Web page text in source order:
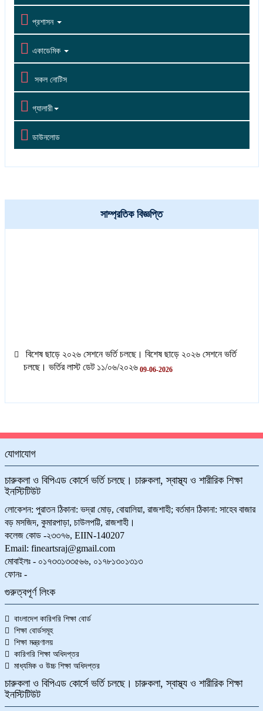
 প্রশাসন
 একাডেমিক
 সকল নোটিস
 গ্যালারী
 ডাউনলোড
সাম্প্রতিক বিজ্ঞপ্তি
বিশেষ ছাড়ে ২০২৬ সেশনে ভর্তি চলছে। বিশেষ ছাড়ে ২০২৬ সেশনে ভর্তি
চলছে। ভর্তির লাস্ট ডেট ১১/০৬/২০২৬ 09-06-2026
যোগাযোগ
চারুকলা ও বিপিএড কোর্সে ভর্তি চলছে। চারুকলা, স্বাস্থ্য ও শারীরিক শিক্ষা
ইনস্টিটিউট
লোকেশন: পুরাতন ঠিকানা: ভদ্রা মোড়, বোয়ালিয়া, রাজশাহী; বর্তমান ঠিকানা: সাহেব বাজার
বড় মসজিদ, কুমারপাড়া, চাউলপট্টি, রাজশাহী।
কলেজ কোড -২৩৩৭৬, EIIN-140207
Email: fineartsraj@gmail.com
মোবাইলঃ - ০১৭৩৩১৩৩৫৬৬, ০১৭৮১৩০১৩১৩
ফোনঃ -
গুরুত্বপূর্ণ লিংক
বাংলাদেশ কারিগরি শিক্ষা বোর্ড
শিক্ষা বোর্ডসমূহ
শিক্ষা মন্ত্রণালয়
কারিগরি শিক্ষা অধিদপ্তর
মাধ্যমিক ও উচ্চ শিক্ষা অধিদপ্তর
চারুকলা ও বিপিএড কোর্সে ভর্তি চলছে। চারুকলা, স্বাস্থ্য ও শারীরিক শিক্ষা
ইনস্টিটিউট